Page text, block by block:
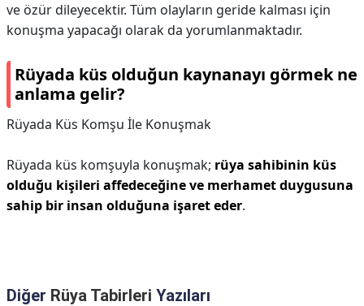
ve özür dileyecektir. Tüm olayların geride kalması için
konuşma yapacağı olarak da yorumlanmaktadır.
Rüyada küs olduğun kaynanayı görmek ne
anlama gelir?
Rüyada Küs Komşu İle Konuşmak
Rüyada küs komşuyla konuşmak; rüya sahibinin küs
olduğu kişileri affedeceğine ve merhamet duygusuna
sahip bir insan olduğuna işaret eder.
Diğer Rüya Tabirleri Yazıları